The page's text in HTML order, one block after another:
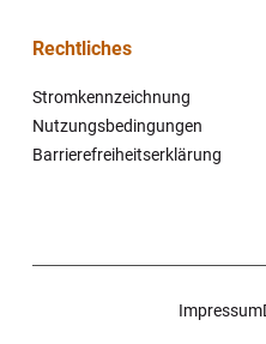
Rechtliches
Navigation
überspringen
Stromkennzeichnung
Nutzungsbedingungen
Barrierefreiheitserklärung
Navigation
überspringen
Impressum